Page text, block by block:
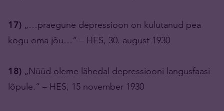
17) „…praegune depressioon on kulutanud pea
kogu oma jõu…“ – HES, 30. august 1930
18) „Nüüd oleme lähedal depressiooni langusfaasi
lõpule.“ – HES, 15 november 1930